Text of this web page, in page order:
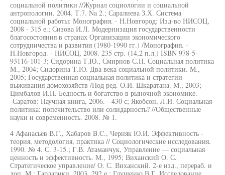
социальной политики //Журнал социологии и социальной
антропологии. 2004. Т.7. Na 2.; Саралиева З.Х. Система
социальной работы: Монография. - Н.Новгород: Изд-во НИСОЦ,
2008 - 315 е.; Сизова И.Л. Модернизация государственности
благосостояния в странах Организации экономического
сотрудничества и развития (1980-1990 гг.) /Монография. -
Н.Новгород. - НИСОЦ, 2008. 235 стр. (14,2 п.л.) ISBN 978-5-
93116-101-3; Сидорина Т.Ю., Смирнов С.Н. Социальная политика
М., 2004; Сидорина Т.Ю. Два века социальной политики. М.,
2005; Государственная социальная политика и стратегии
выживания домохозяйств /Под ред. О.И. Шкаратана. М., 2003;
Цимбалов И.П. Бедность и богатство в рыночной экономике.
-Саратов: Научная книга, 2006. - 430 с; Якобсон, Л.И. Социальная
политика: попечительство или солидарность? //Общественные
науки и современность. 2008. № 1.
4 Афанасьев В.Г., Хабаров B.C., Черняк Ю.И. Эффективность -
теория, методология, практика // Социологические исследования.
1990. № 4. С. 3-15.; Г.В. Атаманчук, Управление — социальная
ценность и эффективность. М., 1995; Виханский О. С.
Стратегическое управление/ О. С. Виханский. 2-е изд., перераб. и